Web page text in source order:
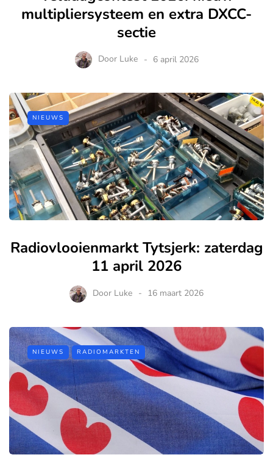
multipliersysteem en extra DXCC-
sectie
Door Luke 6 april 2026
NIEUWS
Radiovlooienmarkt Tytsjerk: zaterdag
11 april 2026
Door Luke 16 maart 2026
NIEUWS RADIOMARKTEN